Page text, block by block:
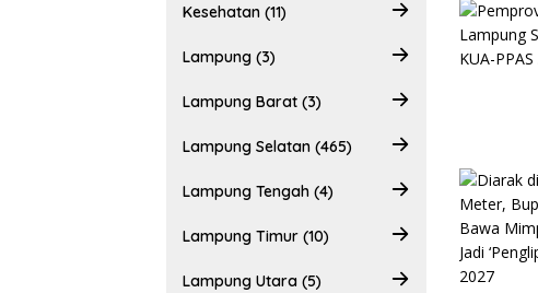
Kesehatan (11)
Lampung (3)
Lampung Barat (3)
Lampung Selatan (465)
Lampung Tengah (4)
Lampung Timur (10)
Lampung Utara (5)